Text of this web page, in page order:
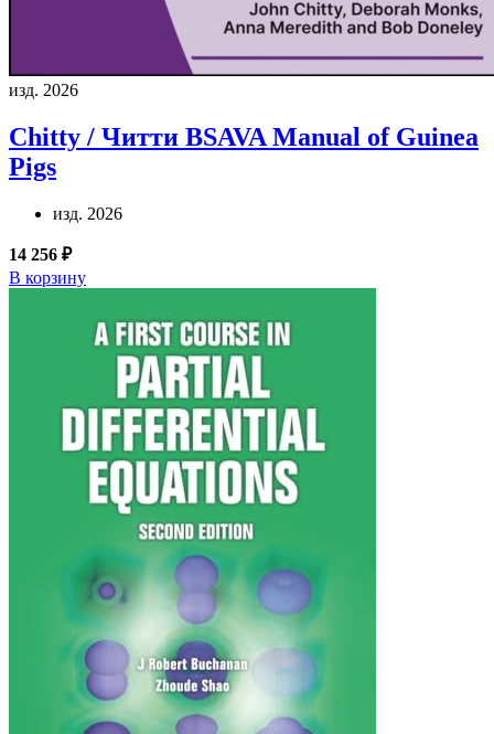
изд. 2026
Chitty / Читти BSAVA Manual of Guinea
Pigs
изд. 2026
14 256 ₽
В корзину